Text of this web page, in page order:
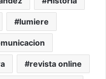
lumiere
revista online